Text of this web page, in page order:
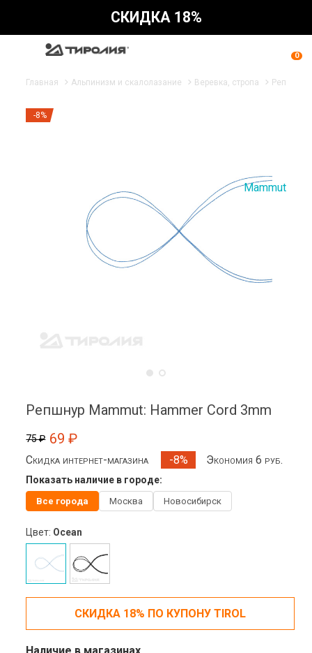
СКИДКА 18%
0
Главная Альпинизм и скалолазание Веревка, стропа Репшнур
-8%
Mammut
Репшнур Mammut: Hammer Cord 3mm
75 ₽ 69 ₽
Скидка интернет-магазина -8% Экономия 6 руб.
Показать наличие в городе:
Все города Москва Новосибирск
Цвет: Ocean
СКИДКА 18% ПО КУПОНУ TIROL